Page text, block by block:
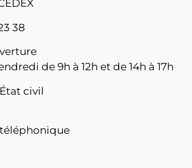
38
de 9h à 12h et de 14h à 17h
civil